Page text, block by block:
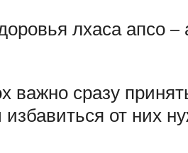
лхаса апсо –
важно сразу
от них